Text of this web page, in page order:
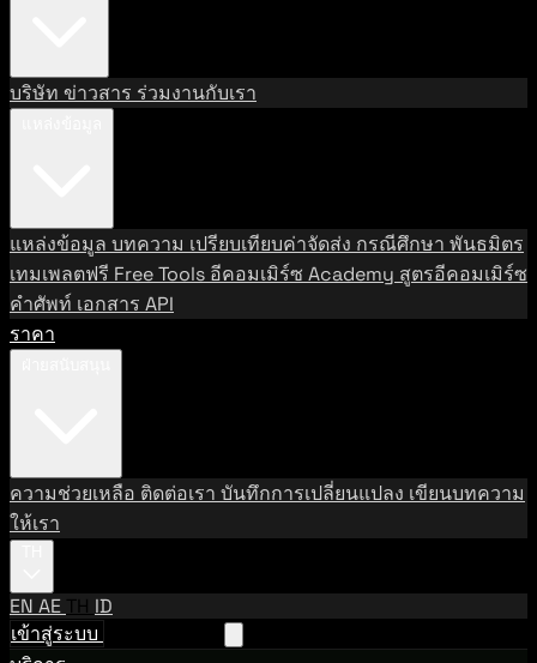
บริษัท ข่าวสาร ร่วมงานกับเรา
แหล่งข้อมูล บทความ เปรียบเทียบค่าจัดส่ง กรณีศึกษา พันธมิตร
เทมเพลตฟรี Free Tools อีคอมเมิร์ซ Academy สูตรอีคอมเมิร์ซ
คำศัพท์ เอกสาร API
ราคา
ความช่วยเหลือ ติดต่อเรา บันทึกการเปลี่ยนแปลง เขียนบทความ
ให้เรา
EN AE TH ID
เข้าสู่ระบบ